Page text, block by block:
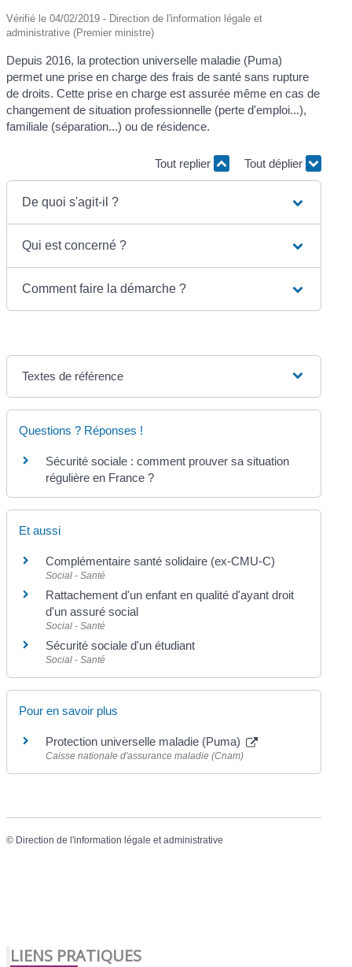
Vérifié le 04/02/2019 - Direction de l'information légale et
administrative (Premier ministre)
Depuis 2016, la protection universelle maladie (Puma)
permet une prise en charge des frais de santé sans rupture
de droits. Cette prise en charge est assurée même en cas de
changement de situation professionnelle (perte d'emploi...),
familiale (séparation...) ou de résidence.
Tout replier Tout déplier
De quoi s'agit-il ?
Qui est concerné ?
Comment faire la démarche ?
Textes de référence
Questions ? Réponses !
Sécurité sociale : comment prouver sa situation
régulière en France ?
Et aussi
Complémentaire santé solidaire (ex-CMU-C)
Social - Santé
Rattachement d'un enfant en qualité d'ayant droit
d'un assuré social
Social - Santé
Sécurité sociale d'un étudiant
Social - Santé
Pour en savoir plus
Protection universelle maladie (Puma)
Caisse nationale d'assurance maladie (Cnam)
© Direction de l'information légale et administrative
LIENS PRATIQUES